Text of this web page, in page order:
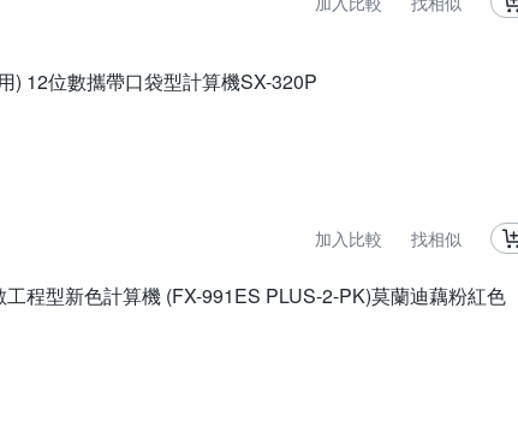
) 12位數攜帶口袋型計算機SX-320P
加入比較 找相似
程型新色計算機 (FX-991ES PLUS-2-PK)莫蘭迪藕粉紅色